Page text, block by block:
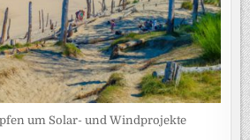
um Solar- und Windprojekte